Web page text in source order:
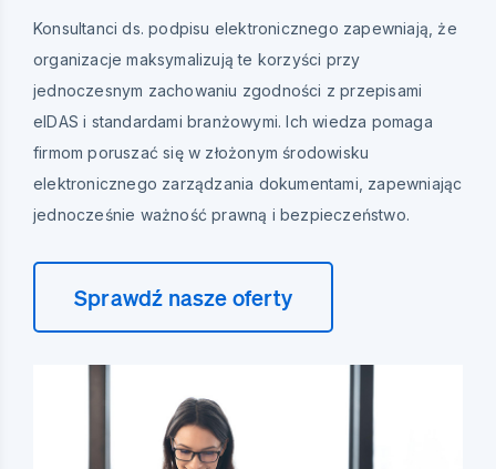
Konsultanci ds. podpisu elektronicznego zapewniają, że
organizacje maksymalizują te korzyści przy
jednoczesnym zachowaniu zgodności z przepisami
eIDAS i standardami branżowymi. Ich wiedza pomaga
firmom poruszać się w złożonym środowisku
elektronicznego zarządzania dokumentami, zapewniając
jednocześnie ważność prawną i bezpieczeństwo.
Sprawdź nasze oferty